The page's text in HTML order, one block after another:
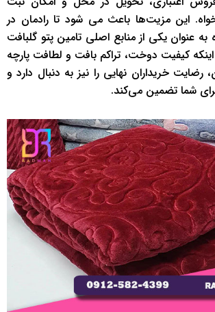
این مزیت‌ها باعث می شود تا رادمان در
به عنوان یکی از منابع اصلی تامین پتو گلبافت
کیفیت دوخت، تراکم بافت و لطافت پارچه
رضایت خریداران نهایی را نیز به دنبال دارد و
شما تضمین می‌کند.